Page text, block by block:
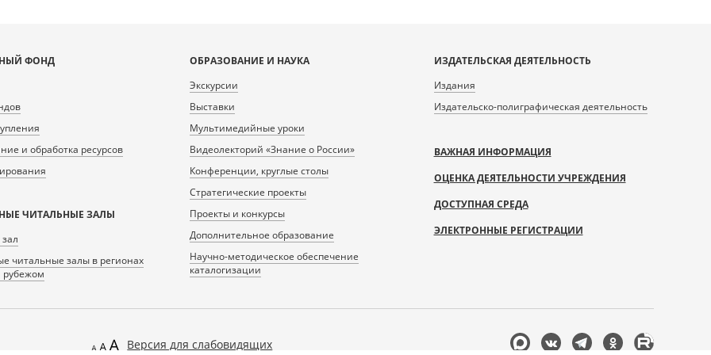
ФОНД
и обработка ресурсов
ЧИТАЛЬНЫЕ ЗАЛЫ
читальные залы в регионах
рубежом
ОБРАЗОВАНИЕ И НАУКА
Экскурсии
Выставки
Мультимедийные уроки
Видеолекторий «Знание о России»
Конференции, круглые столы
Стратегические проекты
Проекты и конкурсы
Дополнительное образование
Научно-методическое обеспечение
каталогизации
ИЗДАТЕЛЬСКАЯ ДЕЯТЕЛЬНОСТЬ
Издания
Издательско-полиграфическая деятельность
ВАЖНАЯ ИНФОРМАЦИЯ
ОЦЕНКА ДЕЯТЕЛЬНОСТИ УЧРЕЖДЕНИЯ
ДОСТУПНАЯ СРЕДА
ЭЛЕКТРОННЫЕ РЕГИСТРАЦИИ
Версия для слабовидящих